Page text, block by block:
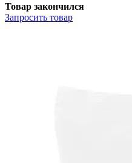
Товар закончился
Запросить товар